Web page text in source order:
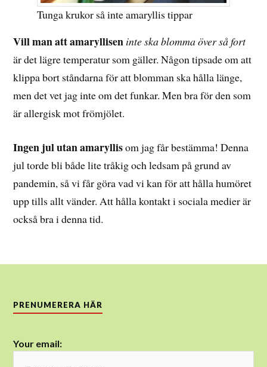
Tunga krukor så inte amaryllis tippar
Vill man att amaryllisen inte ska blomma över så fort
är det lägre temperatur som gäller. Någon tipsade om att
klippa bort ståndarna för att blomman ska hålla länge,
men det vet jag inte om det funkar. Men bra för den som
är allergisk mot frömjölet.
Ingen jul utan amaryllisom jag får bestämma! Denna
jul torde bli både lite tråkig och ledsam på grund av
pandemin, så vi får göra vad vi kan för att hålla humöret
upp tills allt vänder. Att hålla kontakt i sociala medier är
också bra i denna tid.
PRENUMERERA HÄR
Your email: